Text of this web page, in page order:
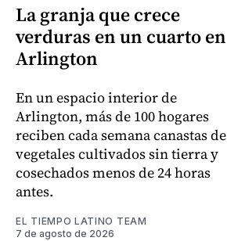
La granja que crece
verduras en un cuarto en
Arlington
En un espacio interior de
Arlington, más de 100 hogares
reciben cada semana canastas de
vegetales cultivados sin tierra y
cosechados menos de 24 horas
antes.
EL TIEMPO LATINO TEAM
7 de agosto de 2026